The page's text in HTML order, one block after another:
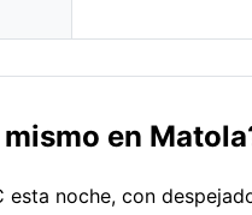
en
esta noche, con